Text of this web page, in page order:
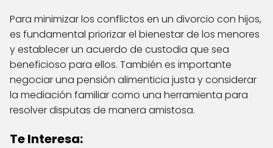
Para minimizar los conflictos en un divorcio con hijos,
es fundamental priorizar el bienestar de los menores
y establecer un acuerdo de custodia que sea
beneficioso para ellos. También es importante
negociar una pensión alimenticia justa y considerar
la mediación familiar como una herramienta para
resolver disputas de manera amistosa.
Te Interesa: